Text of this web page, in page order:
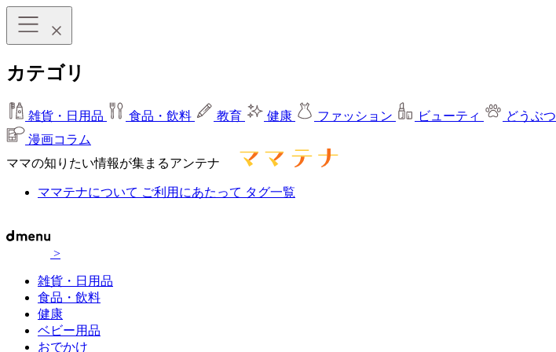
カテゴリ
雑貨・日用品 食品・飲料 教育 健康 ファッション ビューティ どうぶつ
漫画コラム
ママの知りたい情報が集まるアンテナ
ママテナについて ご利用にあたって タグ一覧
>
雑貨・日用品
食品・飲料
健康
ベビー用品
おでかけ